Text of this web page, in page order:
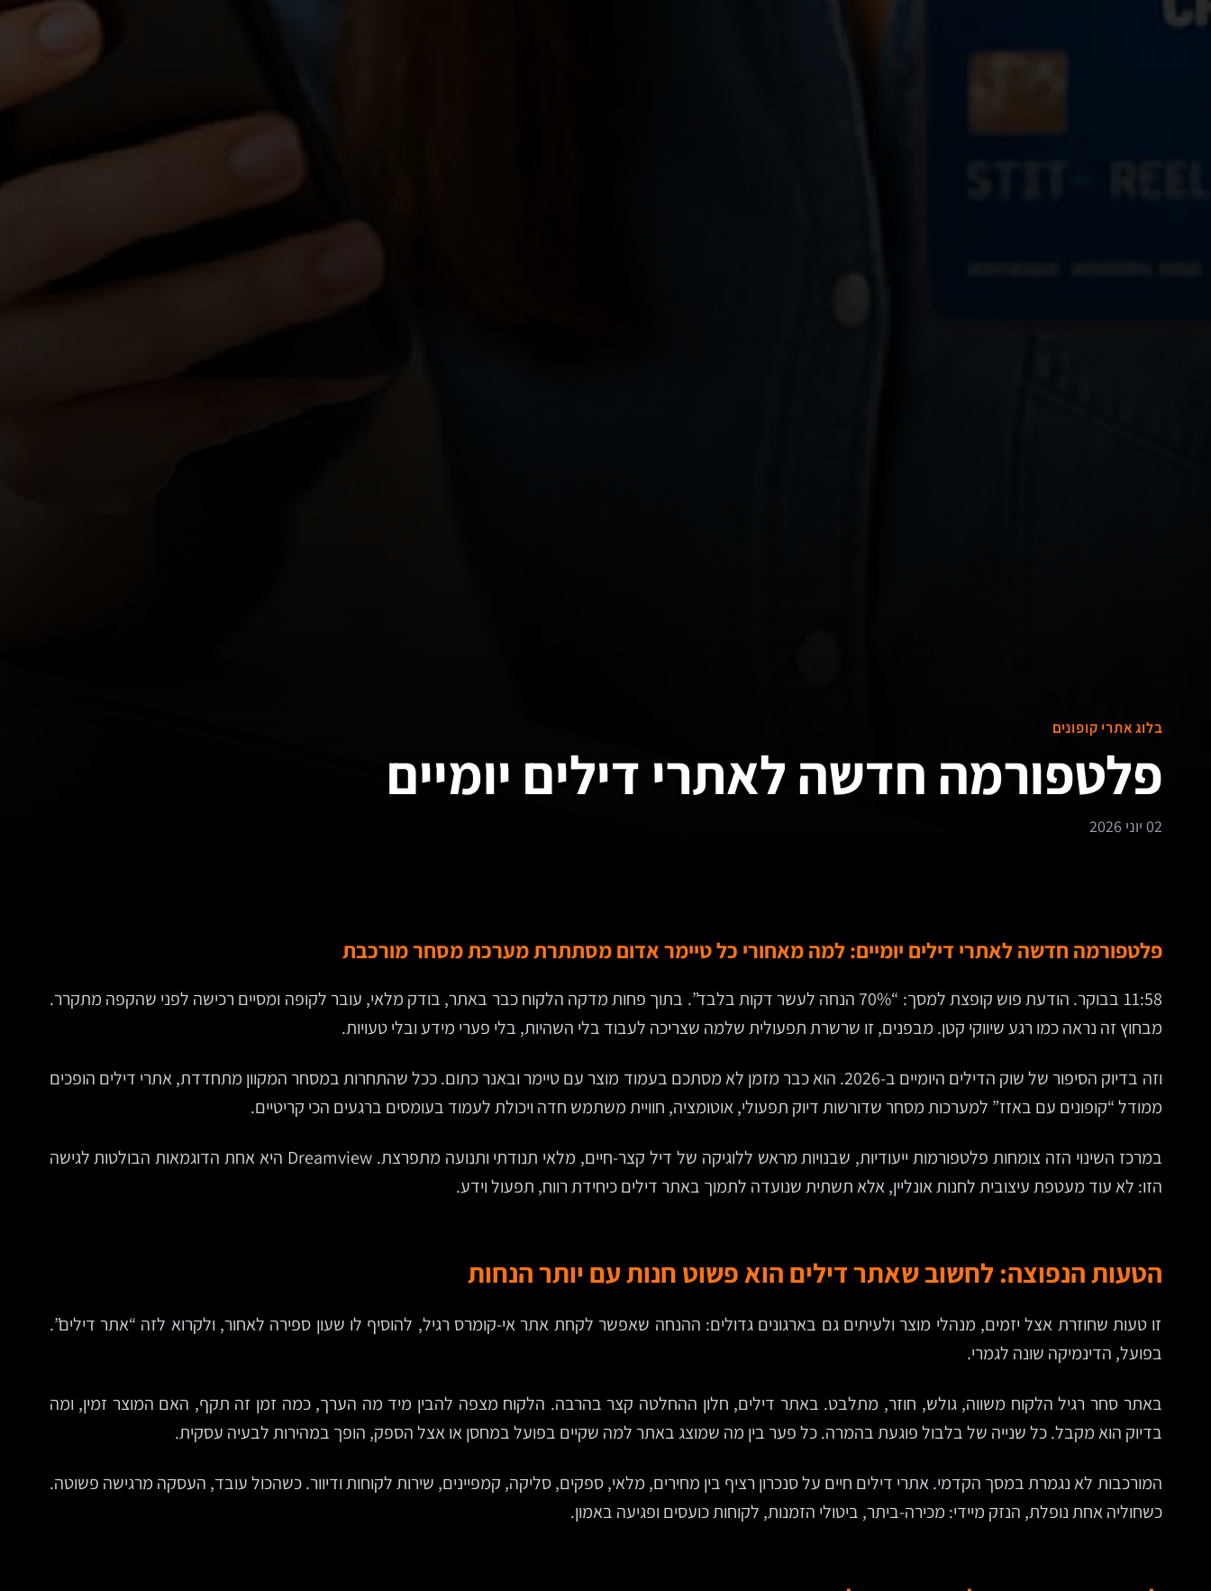
בלוג אתרי קופונים
פלטפורמה חדשה לאתרי דילים יומיים
02 יוני 2026
פלטפורמה חדשה לאתרי דילים יומיים: למה מאחורי כל טיימר אדום מסתתרת מערכת מסחר מורכבת
11:58 בבוקר. הודעת פוש קופצת למסך: “70% הנחה לעשר דקות בלבד”. בתוך פחות מדקה הלקוח כבר באתר, בודק מלאי, עובר לקופה ומסיים רכישה לפני שהקפה מתקרר.
מבחוץ זה נראה כמו רגע שיווקי קטן. מבפנים, זו שרשרת תפעולית שלמה שצריכה לעבוד בלי השהיות, בלי פערי מידע ובלי טעויות.
וזה בדיוק הסיפור של שוק הדילים היומיים ב-2026. הוא כבר מזמן לא מסתכם בעמוד מוצר עם טיימר ובאנר כתום. ככל שהתחרות במסחר המקוון מתחדדת, אתרי דילים הופכים
ממודל “קופונים עם באזז” למערכות מסחר שדורשות דיוק תפעולי, אוטומציה, חוויית משתמש חדה ויכולת לעמוד בעומסים ברגעים הכי קריטיים.
במרכז השינוי הזה צומחות פלטפורמות ייעודיות, שבנויות מראש ללוגיקה של דיל קצר-חיים, מלאי תנודתי ותנועה מתפרצת. Dreamview היא אחת הדוגמאות הבולטות לגישה
הזו: לא עוד מעטפת עיצובית לחנות אונליין, אלא תשתית שנועדה לתמוך באתר דילים כיחידת רווח, תפעול וידע.
הטעות הנפוצה: לחשוב שאתר דילים הוא פשוט חנות עם יותר הנחות
זו טעות שחוזרת אצל יזמים, מנהלי מוצר ולעיתים גם בארגונים גדולים: ההנחה שאפשר לקחת אתר אי-קומרס רגיל, להוסיף לו שעון ספירה לאחור, ולקרוא לזה “אתר דילים”.
בפועל, הדינמיקה שונה לגמרי.
באתר סחר רגיל הלקוח משווה, גולש, חוזר, מתלבט. באתר דילים, חלון ההחלטה קצר בהרבה. הלקוח מצפה להבין מיד מה הערך, כמה זמן זה תקף, האם המוצר זמין, ומה
בדיוק הוא מקבל. כל שנייה של בלבול פוגעת בהמרה. כל פער בין מה שמוצג באתר למה שקיים בפועל במחסן או אצל הספק, הופך במהירות לבעיה עסקית.
המורכבות לא נגמרת במסך הקדמי. אתרי דילים חיים על סנכרון רציף בין מחירים, מלאי, ספקים, סליקה, קמפיינים, שירות לקוחות ודיוור. כשהכול עובד, העסקה מרגישה פשוטה.
כשחוליה אחת נופלת, הנזק מיידי: מכירה-ביתר, ביטולי הזמנות, לקוחות כועסים ופגיעה באמון.